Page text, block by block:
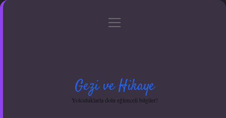
Gizlilik Politikası
menüyü
Gezi ve Hikaye
Yolculuklarla dolu eğlenceli bilgiler!